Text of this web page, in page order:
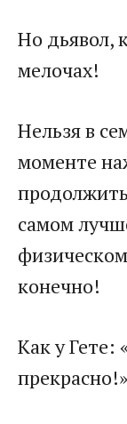
Но дьявол,
мелочах!
Нельзя в
моменте
самом
конечно!
Как у Гете:
прекрасно!»